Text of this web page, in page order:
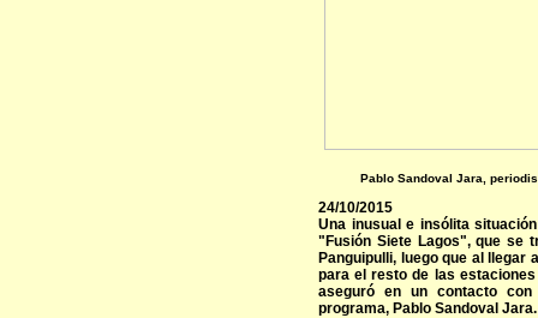
Pablo Sandoval Jara,
24/10/2015
Una inusual e insólita
"Fusión Siete Lagos", que se
Panguipulli, luego que al llegar
para el resto de las
aseguró en un contacto
programa, Pablo Sandoval Jara.